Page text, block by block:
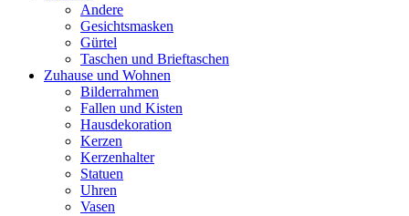
Andere
Gesichtsmasken
Gürtel
Taschen und Brieftaschen
Zuhause und Wohnen
Bilderrahmen
Fallen und Kisten
Hausdekoration
Kerzen
Kerzenhalter
Statuen
Uhren
Vasen